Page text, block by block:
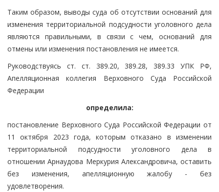
Таким образом, выводы суда об отсутствии оснований для
изменения территориальной подсудности уголовного дела
являются правильными, в связи с чем, оснований для
отмены или изменения постановления не имеется.
Руководствуясь ст. ст. 389.20, 389.28, 389.33 УПК РФ,
Апелляционная коллегия Верховного Суда Российской
Федерации
определила:
постановление Верховного Суда Российской Федерации от
11 октября 2023 года, которым отказано в изменении
территориальной подсудности уголовного дела в
отношении Арнаудова Меркурия Александровича, оставить
без изменения, апелляционную жалобу - без
удовлетворения.